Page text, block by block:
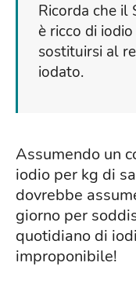
Ricorda che il
è ricco di
sostituirsi al
iodato.
Assumendo un
iodio per kg di
dovrebbe
giorno per
quotidiano di
improponibile!